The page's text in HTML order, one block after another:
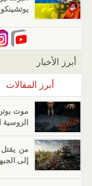
يوتشينكو
أبرز الأخبار
أبرز المقالات
موت
الروسية
من يقتل
إلى